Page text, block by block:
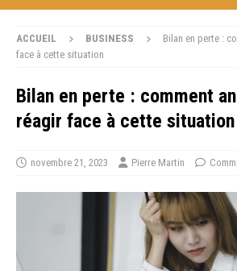
ACCUEIL BUSINESS
Bilan en perte :
face à cette situation
Bilan en perte : comment
réagir face à cette situation
novembre 21, 2023 Pierre Martin